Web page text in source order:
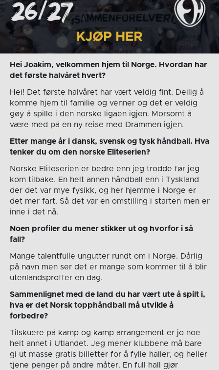
Hei Joakim, velkommen hjem til Norge. Hvordan har
det første halvåret hvert?
Hei! Det første halvåret har vært veldig fint. Deilig å
komme hjem til familie og venner og det er veldig
gøy å spille i den norske ligaen igjen. Morsomt å
være med på en ny reise med Drammen igjen.
Etter mange år i dansk, svensk og tysk håndball. Hva
tenker du om den norske Eliteserien?
Norske Eliteserien er bedre enn jeg trodde før jeg
kom tilbake. En helt annen håndball enn i Tyskland
der det var mye fysikk, og her hjemme i Norge er
det mer fart. Så det var en omstilling i starten men er
inne i det nå.
Noen profiler du mener stikker ut og hvorfor i så
fall?
Mange talentfulle ungutter rundt om i Norge. Dårlig
på navn men ser det er mange som kommer til å blir
utenlandsproffer en dag.
Sammenlignet med de land du har vært ute å spilt i,
hva er det Norsk topphåndball må utvikle å
forbedre?
Tilskuere på kamp og kamp arrangement er jo noe
helt annet i Utlandet. Jeg mener klubbene må bare
gi ut masse gratis billetter for å fylle haller, og heller
tjene penger på andre måter. En full hall gjør